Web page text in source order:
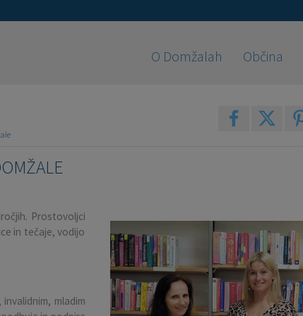
O Domžalah Občina
Prostovoljci
in tečaje, vodijo
mladim